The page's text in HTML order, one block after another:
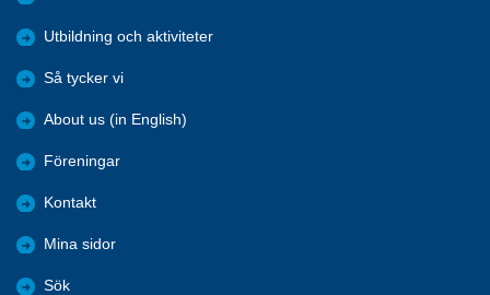
Utbildning och aktiviteter
Så tycker vi
About us (in English)
Föreningar
Kontakt
Mina sidor
Sök